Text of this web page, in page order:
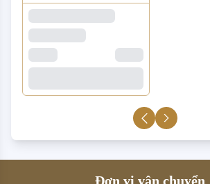
Đơn vị vận chuyển